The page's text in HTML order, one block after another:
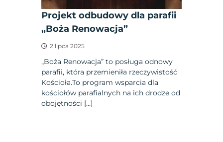
Projekt odbudowy dla parafii
„Boża Renowacja”
2 lipca 2025
„Boża Renowacja” to posługa odnowy
parafii, która przemieniła rzeczywistość
Kościoła.To program wsparcia dla
kościołów parafialnych na ich drodze od
obojętności […]